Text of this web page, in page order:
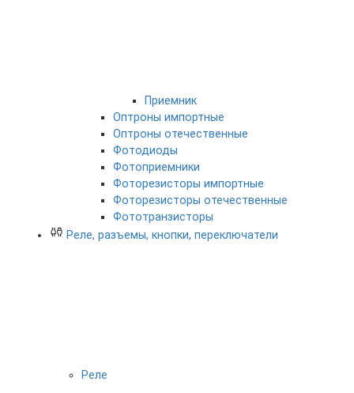
Приемник
Оптроны импортные
Оптроны отечественные
Фотодиоды
Фотоприемники
Фоторезисторы импортные
Фоторезисторы отечественные
Фототранзисторы
Реле, разъемы, кнопки, переключатели
Реле